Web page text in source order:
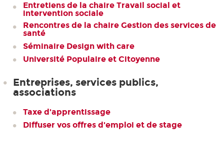
Entretiens de la chaire Travail social et
intervention sociale
Rencontres de la chaire Gestion des services de
santé
Séminaire Design with care
Université Populaire et Citoyenne
Entreprises, services publics,
associations
Taxe d'apprentissage
Diffuser vos offres d'emploi et de stage